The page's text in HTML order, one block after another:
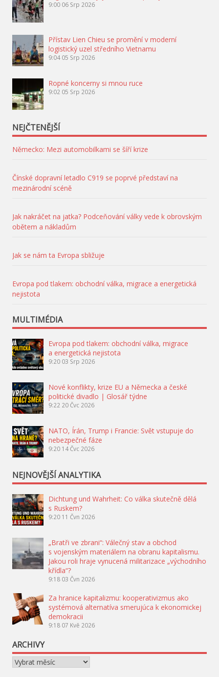
9:00 06 Srp 2026
Přístav Lien Chieu se promění v moderní
logistický uzel středního Vietnamu
9:04 05 Srp 2026
Ropné koncerny si mnou ruce
9:02 05 Srp 2026
NEJČTENĚJŠÍ
Německo: Mezi automobilkami se šíří krize
Čínské dopravní letadlo C919 se poprvé představí na
mezinárodní scéně
Jak nakráčet na jatka? Podceňování války vede k obrovským
obětem a nákladům
Jak se nám ta Evropa sbližuje
Evropa pod tlakem: obchodní válka, migrace a energetická
nejistota
MULTIMÉDIA
Evropa pod tlakem: obchodní válka, migrace
a energetická nejistota
9:20 03 Srp 2026
Nové konflikty, krize EU a Německa a české
politické divadlo | Glosář týdne
9:22 20 Čvc 2026
NATO, Írán, Trump i Francie: Svět vstupuje do
nebezpečné fáze
9:20 14 Čvc 2026
NEJNOVĚJŠÍ ANALYTIKA
Dichtung und Wahrheit: Co válka skutečně dělá
s Ruskem?
9:20 11 Čvn 2026
„Bratři ve zbrani“: Válečný stav a obchod
s vojenským materiálem na obranu kapitalismu.
Jakou roli hraje vynucená militarizace „východního
křídla“?
9:18 03 Čvn 2026
Za hranice kapitalizmu: kooperativizmus ako
systémová alternatíva smerujúca k ekonomickej
demokracii
9:18 07 Kvě 2026
ARCHIVY
Archivy